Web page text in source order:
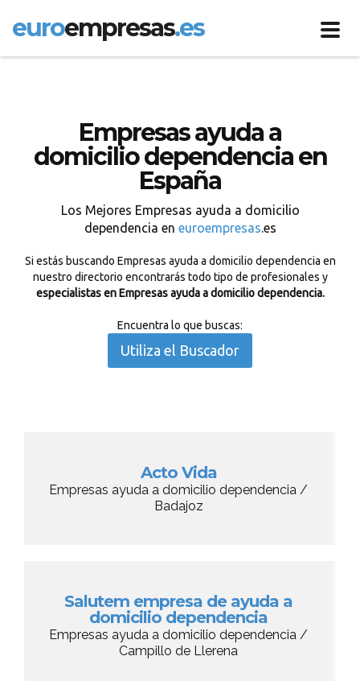
euroempresas.es
Empresas ayuda a
domicilio dependencia en
España
Los Mejores Empresas ayuda a domicilio
dependencia en euroempresas.es
Si estás buscando Empresas ayuda a domicilio dependencia en
nuestro directorio encontrarás todo tipo de profesionales y
especialistas en Empresas ayuda a domicilio dependencia.
Encuentra lo que buscas:
Utiliza el Buscador
Acto Vida
Empresas ayuda a domicilio dependencia /
Badajoz
Salutem empresa de ayuda a
domicilio dependencia
Empresas ayuda a domicilio dependencia /
Campillo de Llerena